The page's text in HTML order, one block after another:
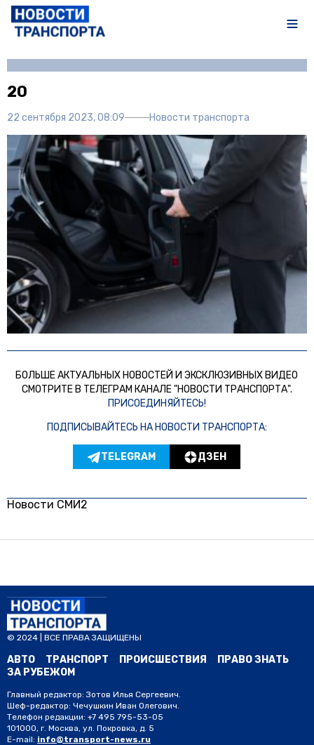
20
22 сентября 2023, 08:09 Новости транспорта
БОЛЬШЕ АКТУАЛЬНЫХ НОВОСТЕЙ И ЭКСКЛЮЗИВНЫХ ВИДЕО
СМОТРИТЕ В ТЕЛЕГРАМ КАНАЛЕ "НОВОСТИ ТРАНСПОРТА".
ПРИСОЕДИНЯЙТЕСЬ!
ПОДПИСЫВАЙТЕСЬ НА НОВОСТИ ТРАНСПОРТА:
TELEGRAM ДЗЕН
Новости СМИ2
© 2024 | ВСЕ ПРАВА ЗАЩИЩЕНЫ
АВТО ТРАНСПОРТ ПРОИСШЕСТВИЯ
ПРАВО ЗНАТЬ
ЗА РУБЕЖОМ
Главный редактор: Зотов Илья Сергеевич.
Шеф-редактор: Чечушкин Иван Олегович.
Телефон редакции: +7 495 795-53-05
101000, г. Москва, ул. Покровка, д. 5
E-mail: info@transport-news.ru